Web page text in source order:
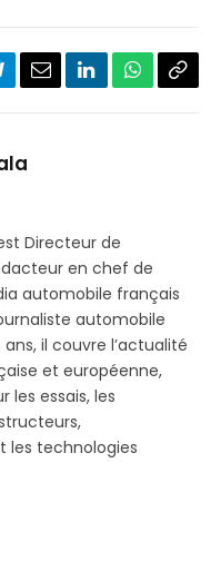
EmailLinkedInWhatsApp
Directeur de
en chef de
automobile français
automobile
ans, il couvre l’actualité
et européenne,
les essais, les
les technologies